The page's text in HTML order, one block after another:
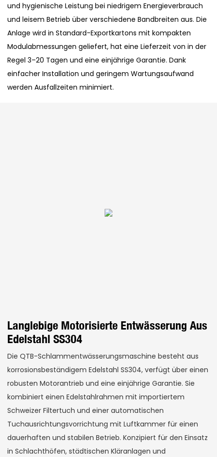
und hygienische Leistung bei niedrigem Energieverbrauch
und leisem Betrieb über verschiedene Bandbreiten aus. Die
Anlage wird in Standard-Exportkartons mit kompakten
Modulabmessungen geliefert, hat eine Lieferzeit von in der
Regel 3–20 Tagen und eine einjährige Garantie. Dank
einfacher Installation und geringem Wartungsaufwand
werden Ausfallzeiten minimiert.
Langlebige Motorisierte Entwässerung Aus
Edelstahl SS304
Die QTB-Schlammentwässerungsmaschine besteht aus
korrosionsbeständigem Edelstahl SS304, verfügt über einen
robusten Motorantrieb und eine einjährige Garantie. Sie
kombiniert einen Edelstahlrahmen mit importiertem
Schweizer Filtertuch und einer automatischen
Tuchausrichtungsvorrichtung mit Luftkammer für einen
dauerhaften und stabilen Betrieb. Konzipiert für den Einsatz
in Schlachthöfen, städtischen Kläranlagen und